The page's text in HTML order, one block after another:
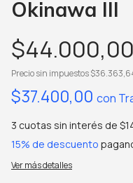
Okinawa III
$44.000,00
Precio sin impuestos
$37.400,00 con
3 cuotas sin interés de
15% de descuento
Ver más detalles